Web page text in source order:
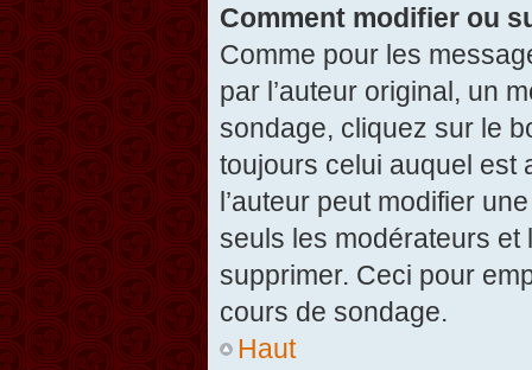
Comment modifier ou
Comme pour les
par l’auteur original, un
sondage, cliquez sur le
toujours celui auquel est
l’auteur peut modifier
seuls les modérateurs et
supprimer. Ceci pour
cours de sondage.
Haut